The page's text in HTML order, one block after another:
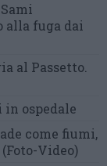
alla fuga dai
al Passetto.
in ospedale
come fiumi,
(Foto-Video)